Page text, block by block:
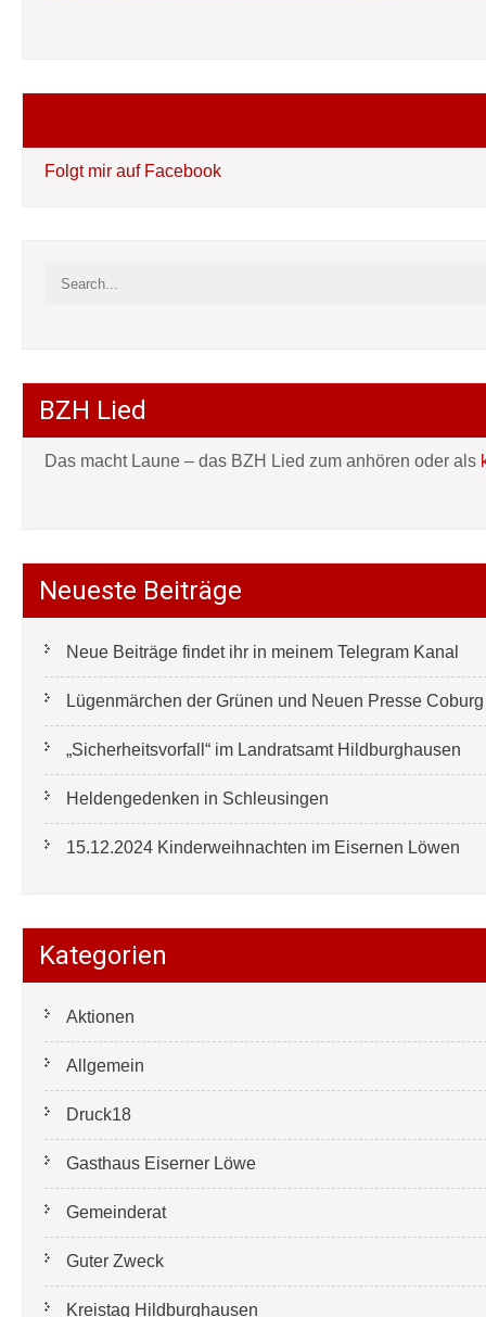
Folgt mir auf Facebook
BZH Lied
Das macht Laune – das BZH Lied zum anhören oder als
Neueste Beiträge
Neue Beiträge findet ihr in meinem Telegram Kanal
Lügenmärchen der Grünen und Neuen Presse
„Sicherheitsvorfall“ im Landratsamt Hildburghausen
Heldengedenken in Schleusingen
15.12.2024 Kinderweihnachten im Eisernen Löwen
Kategorien
Aktionen
Allgemein
Druck18
Gasthaus Eiserner Löwe
Gemeinderat
Guter Zweck
Kreistag Hildburghausen